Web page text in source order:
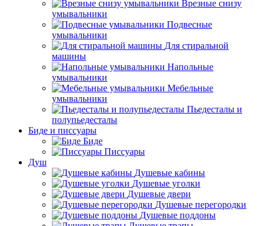
Врезные снизу
умывальники
Подвесные
умывальники
Для стиральной
машины
Напольные
умывальники
Мебельные
умывальники
Пьедесталы и
полупьедесталы
Биде и писсуары
Биде
Писсуары
Душ
Душевые кабины
Душевые уголки
Душевые двери
Душевые перегородки
Душевые поддоны